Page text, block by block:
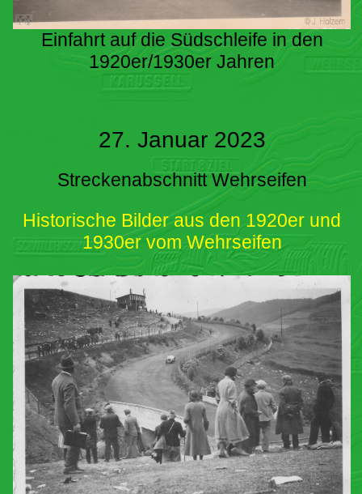
Einfahrt auf die Südschleife in den
1920er/1930er Jahren
27. Januar 2023
Streckenabschnitt Wehrseifen
Historische Bilder aus den 1920er und
1930er vom Wehrseifen